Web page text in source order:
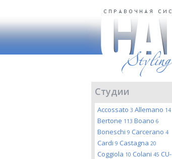
Студии
Accossato 3 Allemano 14
Bertone 113 Boano 6
Boneschi 9 Carcerano 4
Cardi 9 Castagna 20
Coggiola 10 Colani 45 CU-